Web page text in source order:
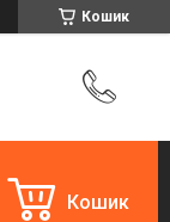
Кошик
Кошик